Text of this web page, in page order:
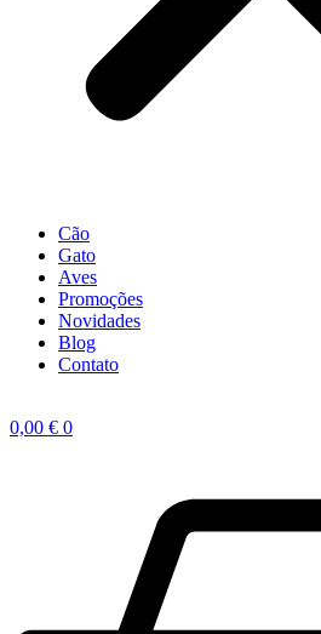
Cão
Gato
Aves
Promoções
Novidades
Blog
Contato
0,00 € 0